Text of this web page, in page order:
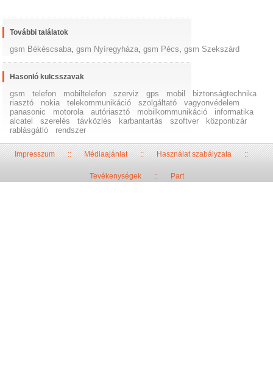
További találatok
gsm Békéscsaba,gsm Nyíregyháza,gsm Pécs,gsm Szekszárd
Hasonló kulcsszavak
gsm telefon mobiltelefon szerviz gps mobil
biztonságtechnika
riasztó
nokia telekommunikáció szolgáltató
vagyonvédelem
panasonic
motorola autóriasztó mobilkommunikáció
informatika
alcatel
szerelés távközlés karbantartás szoftver
központizár
rablásgátló
rendszer
Impresszum::Médiaajánlat::Használat szabályzata::
Tevékenységek:: Part